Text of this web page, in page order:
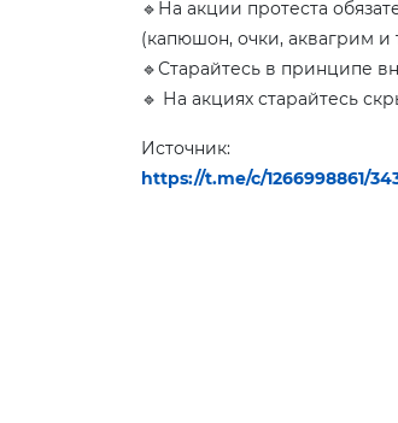
🔹На акции протеста
(капюшон, очки, аквагрим и
🔹Старайтесь в принципе
🔹 На акциях старайтесь
Источник:
https://t.me/c/1266998861/